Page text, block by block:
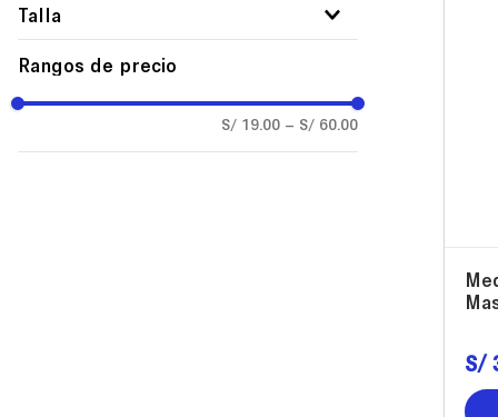
Talla
Rangos de precio
S/ 19.00 – S/ 60.00
S/